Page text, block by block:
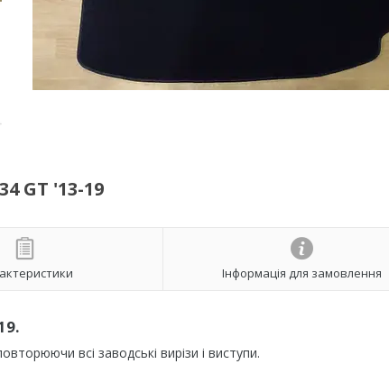
GT '13-19
Інформація для замовлення
всі заводські вирізи і виступи.